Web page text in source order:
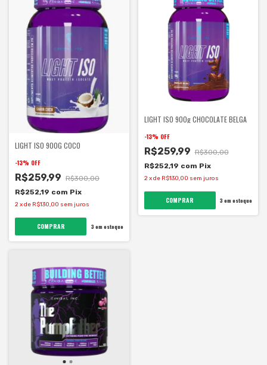
LIGHT ISO 900G COCO
-13% OFF
R$259,99 R$300,00
R$252,19 com Pix
2xde R$130,00 sem juros
3 em estoque
LIGHT ISO 900g CHOCOLATE BELGA
-13% OFF
R$259,99 R$300,00
R$252,19 com Pix
2 xde R$130,00 sem juros
3 em estoque